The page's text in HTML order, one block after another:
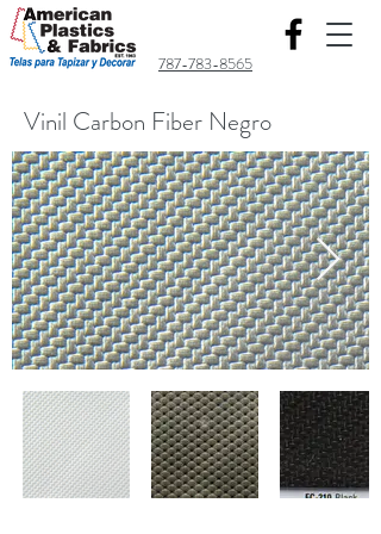
787-783-8565
Vinil Carbon Fiber Negro